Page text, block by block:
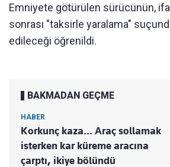
Emniyete götürülen sürücünün,
sonrası "taksirle yaralama"
edileceği öğrenildi.
BAKMADAN GEÇME
HABER
Korkunç kaza… Araç sollamak
isterken kar küreme aracına
çarptı, ikiye bölündü